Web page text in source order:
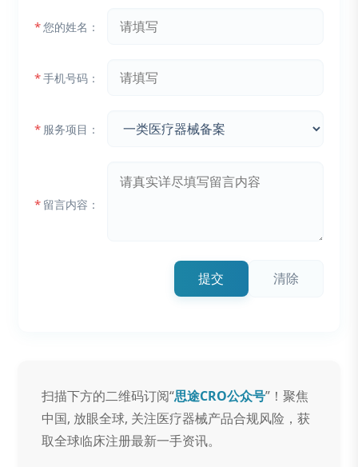
*您的姓名：
*手机号码：
* 服务项目：
* 留言内容：
提交 清除
扫描下方的二维码订阅“思途CRO公众号”！聚焦
中国, 放眼全球, 关注医疗器械产品合规风险，获
取全球临床注册最新一手资讯。